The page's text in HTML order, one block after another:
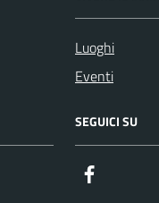
Luoghi
Eventi
SEGUICI SU